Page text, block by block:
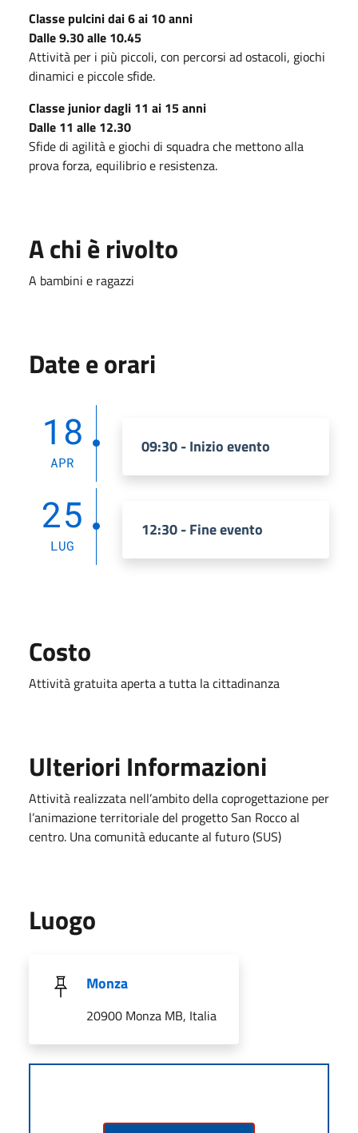
Classe pulcini dai 6 ai 10 anni
Dalle 9.30 alle 10.45
Attività per i più piccoli, con percorsi ad ostacoli, giochi
dinamici e piccole sfide.
Classe junior dagli 11 ai 15 anni
Dalle 11 alle 12.30
Sfide di agilità e giochi di squadra che mettono alla
prova forza, equilibrio e resistenza.
A chi è rivolto
A bambini e ragazzi
Date e orari
18
APR
09:30 - Inizio evento
25
LUG
12:30 - Fine evento
Costo
Attività gratuita aperta a tutta la cittadinanza
Ulteriori Informazioni
Attività realizzata nell’ambito della coprogettazione per
l’animazione territoriale del progetto San Rocco al
centro. Una comunità educante al futuro (SUS)
Luogo
Monza
20900 Monza MB, Italia